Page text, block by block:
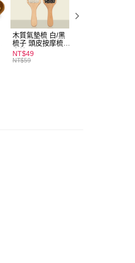
木質氣墊梳 白/黑
梳子 頭皮按摩梳
木梳
NT$49
NT$59